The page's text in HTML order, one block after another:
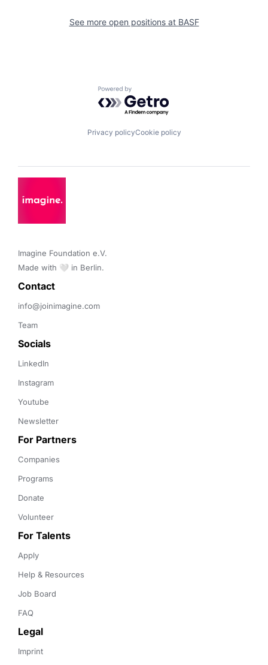
See more open positions at BASF
Powered by Getro.com
Privacy policyCookie policy
Imagine Foundation e.V.
Made with 🤍 in Berlin.
Contact
info@joinimagine.com
Team
Socials
LinkedIn
Instagram
Youtube
Newsletter
For Partners
Companies
Programs
Donate
Volunteer
For Talents
Apply
Help & Resources
Job Board
FAQ
Legal
Imprint